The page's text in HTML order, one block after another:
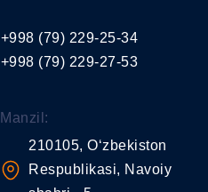
+998 (79) 229-25-34
+998 (79) 229-27-53
Manzil:
210105, O‘zbekiston
Respublikasi, Navoiy